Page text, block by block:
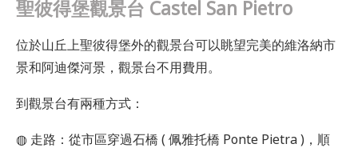
聖彼得堡觀景台 Castel San Pietro
位於山丘上聖彼得堡外的觀景台可以眺望完美的維洛納市
景和阿迪傑河景，觀景台不用費用。
到觀景台有兩種方式：
◍ 走路：從市區穿過石橋 ( 佩雅托橋 Ponte Pietra )，順